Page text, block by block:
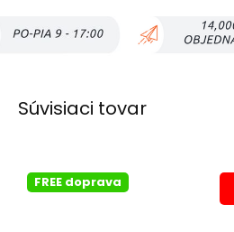
Súvisiaci tovar
FREE doprava